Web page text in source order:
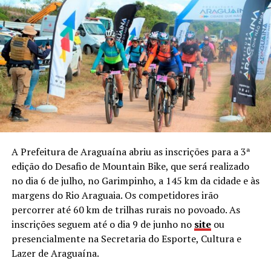
A Prefeitura de Araguaína abriu as inscrições para a 3ª
edição do Desafio de Mountain Bike, que será realizado
no dia 6 de julho, no Garimpinho, a 145 km da cidade e às
margens do Rio Araguaia. Os competidores irão
percorrer até 60 km de trilhas rurais no povoado. As
inscrições seguem até o dia 9 de junho no site ou
presencialmente na Secretaria do Esporte, Cultura e
Lazer de Araguaína.